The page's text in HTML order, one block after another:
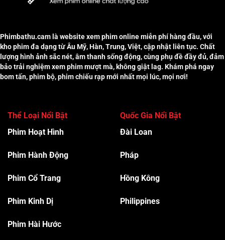
Phimbathu.cam là website xem phim online miễn phí hàng đầu, với
kho phim đa dạng từ Âu Mỹ, Hàn, Trung, Việt, cập nhật liên tục. Chất
lượng hình ảnh sắc nét, âm thanh sống động, cùng phụ đề đầy đủ, đảm
bảo trải nghiệm xem phim mượt mà, không giật lag. Khám phá ngay
bom tấn, phim bộ, phim chiếu rạp mới nhất mọi lúc, mọi nơi!
Thể Loại Nổi Bật
Phim Hoạt Hình
Phim Hành Động
Phim Cổ Trang
Phim Kinh Dị
Phim Hài Hước
Quốc Gia Nổi Bật
Đài Loan
Pháp
Hồng Kông
Philippines